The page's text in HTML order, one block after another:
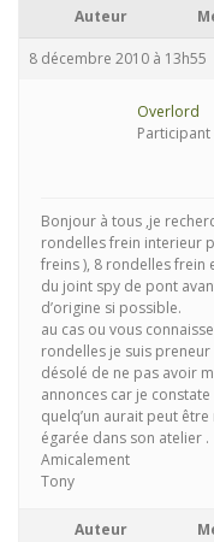
Auteur
8 décembre 2010 à 13h55
Overlord
Participant
Bonjour à tous ,je
rondelles frein interieur
freins ), 8 rondelles frein
du joint spy de pont
d’origine si possible.
au cas ou vous
rondelles je suis preneur
désolé de ne pas avoir
annonces car je
quelq’un aurait peut
égarée dans son atelier .
Amicalement
Tony
Auteur